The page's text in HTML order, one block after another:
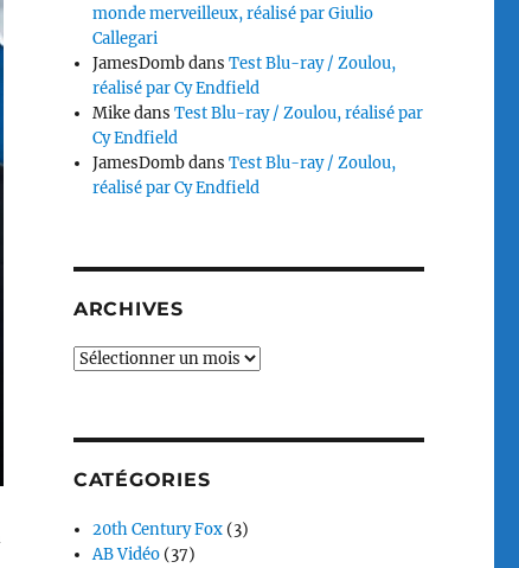
monde merveilleux, réalisé par Giulio
Callegari
JamesDombdansTest Blu-ray / Zoulou,
réalisé par Cy Endfield
MikedansTest Blu-ray / Zoulou, réalisé par
Cy Endfield
JamesDombdansTest Blu-ray / Zoulou,
réalisé par Cy Endfield
ARCHIVES
Archives
CATÉGORIES
20th Century Fox (3)
AB Vidéo (37)